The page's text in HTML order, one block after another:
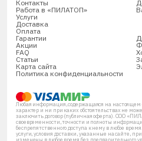
Контакты
Работа в «ПИЛАТОП»
Услуги
Доставка
Оплата
Гарантии
Акции
FAQ
Статьи
Карта сайта
Политика конфиденциальности
Любая информация, содержащаяся на настоящем
характер и ни при каких обстоятельствах не
заключить договор (публичная оферта). ООО
своевременности, точности и полноты
беспрепятственного доступа к нему в любое
услуги, условия доставки, указанные на сайте,
изменены в любое время без предварительного